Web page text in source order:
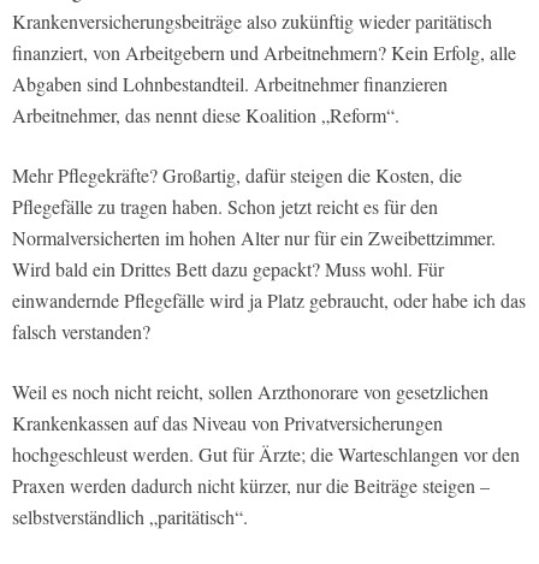
Krankenversicherungsbeiträge also zukünftig wieder paritätisch
finanziert, von Arbeitgebern und Arbeitnehmern? Kein Erfolg, alle
Abgaben sind Lohnbestandteil. Arbeitnehmer finanzieren
Arbeitnehmer, das nennt diese Koalition „Reform“.
Mehr Pflegekräfte? Großartig, dafür steigen die Kosten, die
Pflegefälle zu tragen haben. Schon jetzt reicht es für den
Normalversicherten im hohen Alter nur für ein Zweibettzimmer.
Wird bald ein Drittes Bett dazu gepackt? Muss wohl. Für
einwandernde Pflegefälle wird ja Platz gebraucht, oder habe ich das
falsch verstanden?
Weil es noch nicht reicht, sollen Arzthonorare von gesetzlichen
Krankenkassen auf das Niveau von Privatversicherungen
hochgeschleust werden. Gut für Ärzte; die Warteschlangen vor den
Praxen werden dadurch nicht kürzer, nur die Beiträge steigen –
selbstverständlich „paritätisch“.